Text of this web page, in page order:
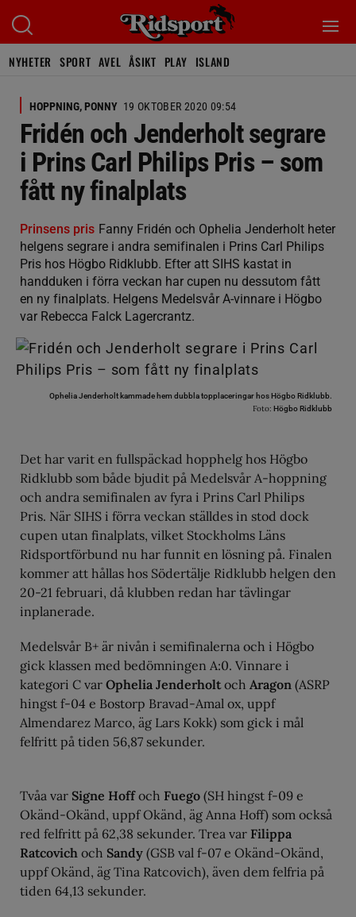
NYHETER SPORT AVEL ÅSIKT PLAY ISLAND
HOPPNING, PONNY 19 OKTOBER 2020 09:54
Fridén och Jenderholt segrare
i Prins Carl Philips Pris – som
fått ny finalplats
Prinsens pris Fanny Fridén och Ophelia Jenderholt heter
helgens segrare i andra semifinalen i Prins Carl Philips
Pris hos Högbo Ridklubb. Efter att SIHS kastat in
handduken i förra veckan har cupen nu dessutom fått
en ny finalplats. Helgens Medelsvår A-vinnare i Högbo
var Rebecca Falck Lagercrantz.
Ophelia Jenderholt kammade hem dubbla topplaceringar hos Högbo Ridklubb.
Foto: Högbo Ridklubb
Det har varit en fullspäckad hopphelg hos Högbo
Ridklubb som både bjudit på Medelsvår A-hoppning
och andra semifinalen av fyra i Prins Carl Philips
Pris. När SIHS i förra veckan ställdes in stod dock
cupen utan finalplats, vilket Stockholms Läns
Ridsportförbund nu har funnit en lösning på. Finalen
kommer att hållas hos Södertälje Ridklubb helgen den
20-21 februari, då klubben redan har tävlingar
inplanerade.
Medelsvår B+ är nivån i semifinalerna och i Högbo
gick klassen med bedömningen A:0. Vinnare i
kategori C var Ophelia Jenderholtoch Aragon (ASRP
hingst f-04 e Bostorp Bravad-Amal ox, uppf
Almendarez Marco, äg Lars Kokk) som gick i mål
felfritt på tiden 56,87 sekunder.
Tvåa var Signe Hoffoch Fuego (SH hingst f-09 e
Okänd-Okänd, uppf Okänd, äg Anna Hoff) som också
red felfritt på 62,38 sekunder. Trea var Filippa
Ratcovich och Sandy (GSB val f-07 e Okänd-Okänd,
uppf Okänd, äg Tina Ratcovich), även dem felfria på
tiden 64,13 sekunder.